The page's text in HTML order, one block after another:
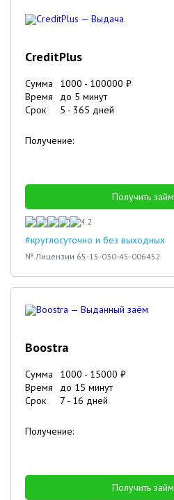
CreditPlus
Сумма 1000 - 100000 ₽
Время
до 5 минут
Срок
5 - 365 дней
Получение:
Получить займ
4.2
#круглосуточно и без выходных
№ Лицензии 65-15-030-45-006452
Boostra
Сумма 1000 - 15000 ₽
Время
до 15 минут
Срок
7 - 16 дней
Получение:
Получить займ